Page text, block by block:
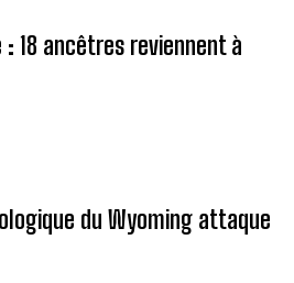
18 ancêtres reviennent à
du Wyoming attaque